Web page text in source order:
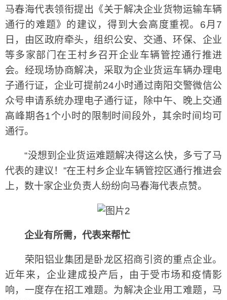
马春海代表领衔提出《关于解决企业货物运输车辆
通行的难题》的建议，得到大会高度重视。6月7
日，由区政府牵头，组织公安、交通、环保、企业
等多家部门在王村乡召开企业车辆管控通行推进
会。经现场协商解决，采取为企业货运车辆办理电
子通行证，企业可提前24小时通过南阳交警微信公
众号申请系统办理电子通行证，除中午、晚上交通
高峰期各1个小时的限制时间段外，其余时间均可
通行。
“没想到企业货运难题解决得这么快，多亏了马
代表的建议！”在王村乡企业车辆管控区通行推进会
上，数十家企业负责人纷纷向马春海代表点赞。
企业有所需，代表来帮忙
荣阳铝业集团是卧龙区招商引资的重点企业。
近年来，企业建成投产后，由于受市场和疫情影
响，一度存在招工难题。为解决企业用工难题，马